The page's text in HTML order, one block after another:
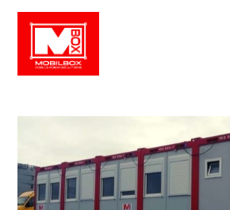
Skip
content